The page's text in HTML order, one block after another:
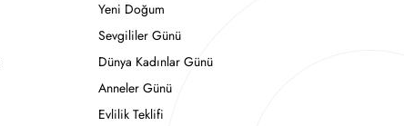
Yeni Doğum
Sevgililer Günü
Dünya Kadınlar Günü
Anneler Günü
Evlilik Teklifi